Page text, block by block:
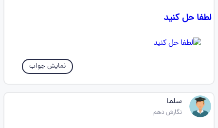
لطفا حل کنید
نمایش جواب
سلما
نگارش دهم